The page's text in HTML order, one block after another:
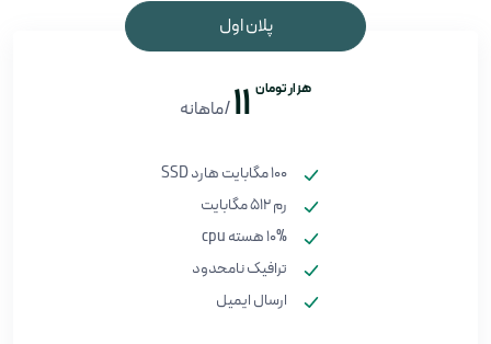
پلان اول
هزار تومان 11/ماهانه
100 مگابایت هارد SSD
رم 512 مگابایت
10% هسته cpu
ترافیک نامحدود
ارسال ایمیل